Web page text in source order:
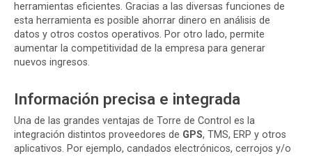
herramientas eficientes. Gracias a las diversas funciones de
esta herramienta es posible ahorrar dinero en análisis de
datos y otros costos operativos. Por otro lado, permite
aumentar la competitividad de la empresa para generar
nuevos ingresos.
Información precisa e integrada
Una de las grandes ventajas de Torre de Control es la
integración distintos proveedores de GPS, TMS, ERP y otros
aplicativos. Por ejemplo, candados electrónicos, cerrojos y/o